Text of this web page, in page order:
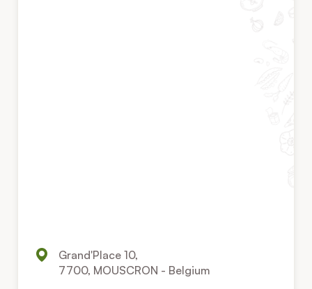
Grand'Place 10,
7700, MOUSCRON - Belgium